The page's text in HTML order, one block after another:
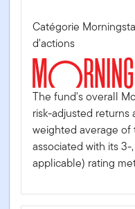
Catégorie
d'actions
The fund's overall
risk-adjusted returns
weighted average
associated with its
applicable) rating